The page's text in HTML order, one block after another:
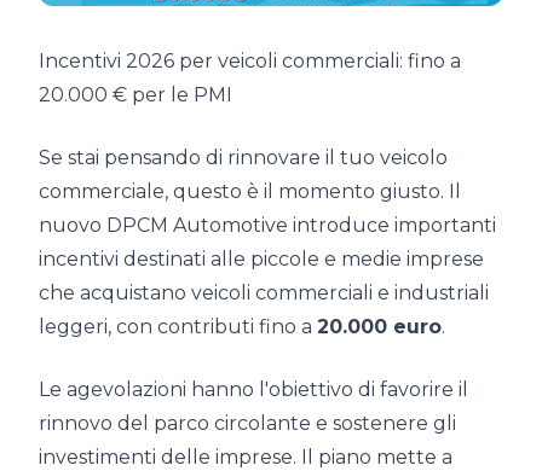
Incentivi 2026 per veicoli commerciali: fino a
20.000 € per le PMI
Se stai pensando di rinnovare il tuo veicolo
commerciale, questo è il momento giusto. Il
nuovo DPCM Automotive introduce importanti
incentivi destinati alle piccole e medie imprese
che acquistano veicoli commerciali e industriali
leggeri, con contributi fino a 20.000 euro.
Le agevolazioni hanno l'obiettivo di favorire il
rinnovo del parco circolante e sostenere gli
investimenti delle imprese. Il piano mette a